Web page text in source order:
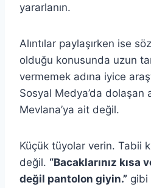
yararlanın.
Alıntılar paylaşırken ise
olduğu konusunda uzun
vermemek adına iyice
Sosyal Medya’da dolaşan
Mevlana’ya ait değil.
Küçük tüyolar verin. Tabii
değil. “Bacaklarınız kısa
değil pantolon giyin.” gibi